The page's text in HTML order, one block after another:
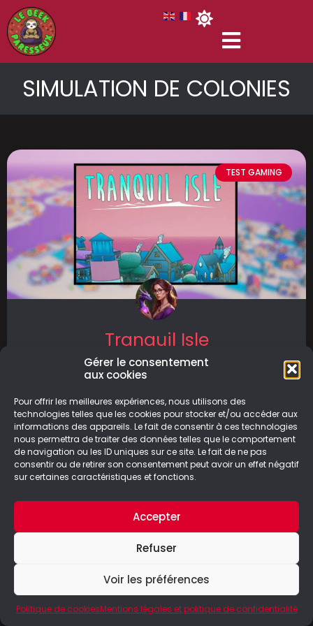
Gérer le consentement
aux cookies
Pour offrir les meilleures expériences, nous utilisons des
technologies telles que les cookies pour stocker et/ou accéder aux
informations des appareils. Le fait de consentir à ces technologies
nous permettra de traiter des données telles que le comportement
de navigation ou les ID uniques sur ce site. Le fait de ne pas
consentir ou de retirer son consentement peut avoir un effet négatif
sur certaines caractéristiques et fonctions.
Accepter
Refuser
Voir les préférences
Politique de cookiesMentions légales et politique de confidentialité
SIMULATION DE COLONIES
TEST GAMING
Tranquil Isle
Tranquil Isle est un jeu détente qui vous
paisibles.
LIRE LA SUITE
19/04/2025
© Le Geek Paresseux –Mentions légales & Politique de